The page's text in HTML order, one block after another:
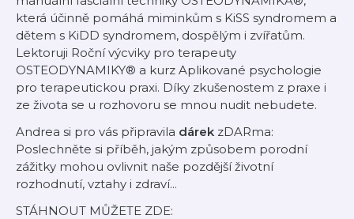
která účinně pomáhá miminkům s KiSS syndromem a
dětem s KiDD syndromem, dospělým i zvířatům.
Lektoruji Roční výcviky pro terapeuty
OSTEODYNAMIKY® a kurz Aplikované psychologie
pro terapeutickou praxi. Díky zkušenostem z praxe i
ze života se u rozhovoru se mnou nudit nebudete.
Andrea si pro vás připravila dárek zDARma:
Poslechněte si příběh, jakým způsobem porodní
zážitky mohou ovlivnit naše pozdější životní
rozhodnutí, vztahy i zdraví...
STÁHNOUT MŮŽETE ZDE: